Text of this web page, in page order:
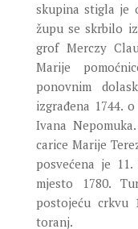
skupina stigla je
župu se skrbilo
grof Merczy
Marije
ponovnim
izgrađena 1744.
Ivana
carice Marije
posvećena je
mjesto 1780.
postojeću crkvu
toranj.